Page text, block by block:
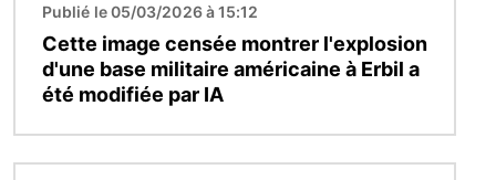
Publié le 05/03/2026 à 15:12
Cette image censée montrer l'explosion
d'une base militaire américaine à Erbil a
été modifiée par IA